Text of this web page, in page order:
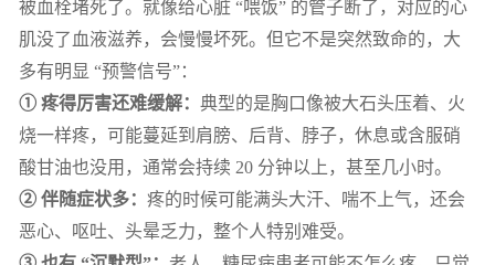
被血栓堵死了。就像给心脏 “喂饭” 的管子断了，对应的心
肌没了血液滋养，会慢慢坏死。但它不是突然致命的，大
多有明显 “预警信号”：
① 疼得厉害还难缓解： 典型的是胸口像被大石头压着、火
烧一样疼，可能蔓延到肩膀、后背、脖子，休息或含服硝
酸甘油也没用，通常会持续 20 分钟以上，甚至几小时。
② 伴随症状多： 疼的时候可能满头大汗、喘不上气，还会
恶心、呕吐、头晕乏力，整个人特别难受。